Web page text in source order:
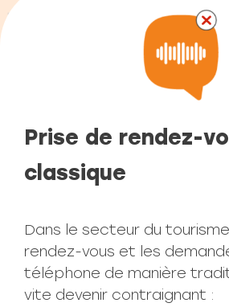
Prise de rendez-
classique
Dans le secteur du
rendez-vous et les
téléphone de manière
vite devenir contraignant :